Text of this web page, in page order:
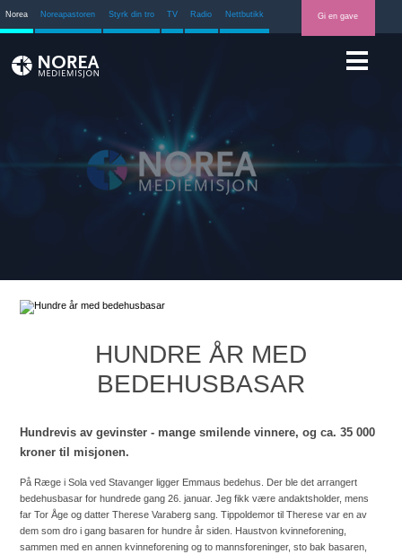
Norea Noreapastoren Styrk din tro TV Radio Nettbutikk Gi en gave
HUNDRE ÅR MED
BEDEHUSBASAR
Hundrevis av gevinster - mange smilende vinnere, og ca. 35 000
kroner til misjonen.
På Ræge i Sola ved Stavanger ligger Emmaus bedehus. Der ble det arrangert
bedehusbasar for hundrede gang 26. januar. Jeg fikk være andaktsholder, mens
far Tor Åge og datter Therese Varaberg sang. Tippoldemor til Therese var en av
dem som dro i gang basaren for hundre år siden. Haustvon kvinneforening,
sammen med en annen kvinneforening og to mannsforeninger, sto bak basaren,